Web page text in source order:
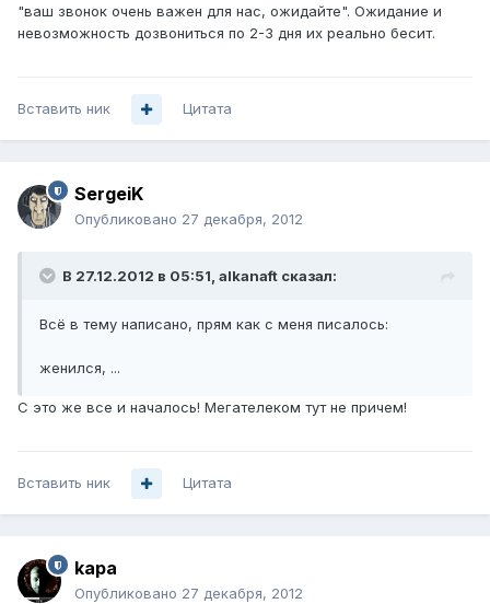
"ваш звонок очень важен для нас, ожидайте". Ожидание и
невозможность дозвониться по 2-3 дня их реально бесит.
Вставить ник Цитата
SergeiK
Опубликовано 27 декабря, 2012
В 27.12.2012 в 05:51, alkanaft сказал:
Всё в тему написано, прям как с меня писалось:
женился, ...
С это же все и началось! Мегателеком тут не причем!
Вставить ник Цитата
kapa
Опубликовано 27 декабря, 2012